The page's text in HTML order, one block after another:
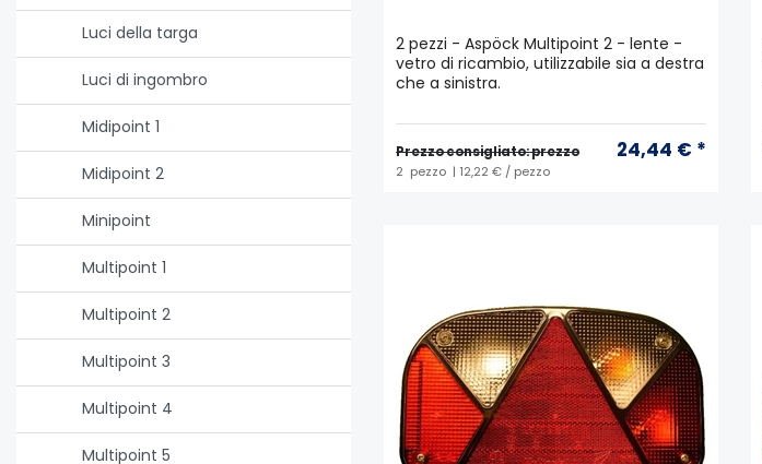
Luci della targa
Luci di ingombro
Midipoint 1
Midipoint 2
Minipoint
Multipoint 1
Multipoint 2
Multipoint 3
Multipoint 4
Multipoint 5
2 pezzi - Aspöck Multipoint 2 - lente -
vetro di ricambio, utilizzabile sia a destra
che a sinistra.
Prezzo consigliato: prezzo 24,44 € *
2 pezzo | 12,22 € / pezzo